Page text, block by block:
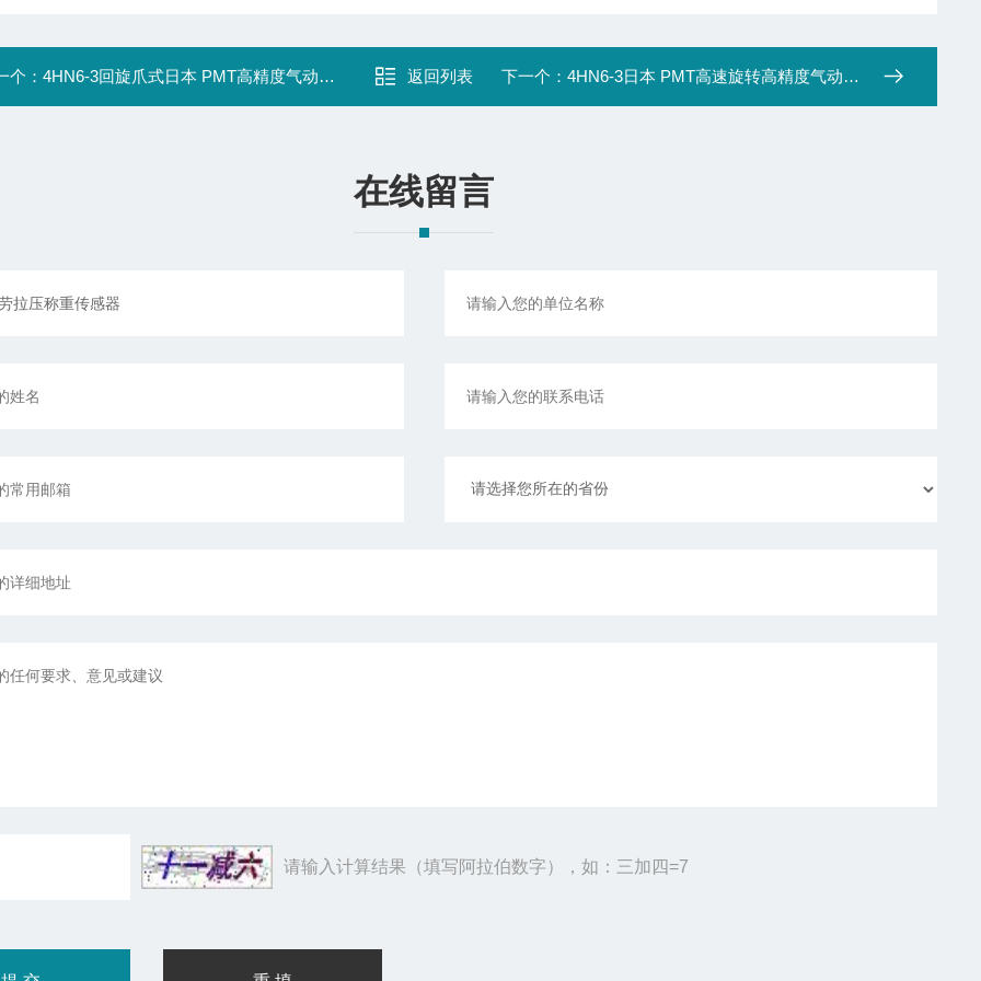
个：4HN6-3回旋爪式日本 PMT高精度气动卡盘 返回列表 下一个： 4HN6-3日本 PMT高速旋转高精度气动卡盘
在线留言
请输入计算结果（填写阿拉伯数字），如：三加四=7